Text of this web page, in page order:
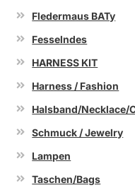
Fledermaus BATy
Fesselndes
HARNESS KIT
Harness / Fashion
Halsband/Necklace/
Schmuck / Jewelry
Lampen
Taschen/Bags